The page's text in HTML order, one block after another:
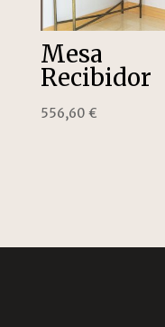
Mesa
Recibidor
556,60 €